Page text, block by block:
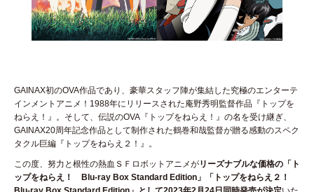
GAINAX初のOVA作品であり、豪華スタッフ陣が集結した究極のエンターテ
インメントアニメ！1988年にリリースされた庵野秀明監督作品『トップを
ねらえ！』。そして、伝説のOVA『トップをねらえ！』の名を受け継ぎ、
GAINAX20周年記念作品として制作された鶴巻和哉監督が贈る感動のスペク
タクル巨編『トップをねらえ２！』。
この度、努力と根性の熱血ＳＦロボットアニメがリーズナブルな価格の「ト
ップをねらえ！ Blu-ray Box Standard Edition」「トップをねらえ２！